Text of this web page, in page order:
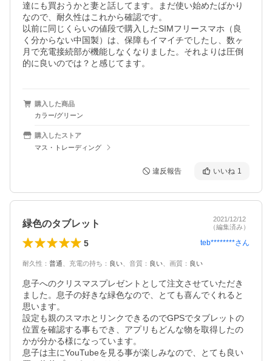
達にも買おうかと妻と話してます。まだ使い始めたばかり
なので、耐久性はこれから確認です。
以前に同じくらいの値段で購入したSIMフリースマホ（良
く分からない中国製）は、保障もイマイチでしたし、数ヶ
月で充電接続部が機能しなくなりました。それよりは圧倒
的に良いのでは？と感じてます。
購入した商品
カラー/グリーン
購入したストア
マス・トレーディング
違反報告 いいね 1
緑色のタブレット
2021/12/12
（編集済み）
5 teb********さん
耐久性 ： 普通 充電の持ち ： 良い 音質 ： 良い 画質 ： 良い
息子へのクリスマスプレゼントとして注文させていただき
ました。息子の好きな緑色なので、とても喜んでくれると
思います。
設定も親のスマホとリンクできるのでGPSでタブレットの
位置を確認する事もでき、アプリもどんな物を取得したの
かが分かる様になっています。
息子は主にYouTubeを見る事が楽しみなので、とても良い